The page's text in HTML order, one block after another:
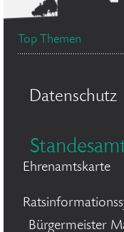
Top Themen
Datenschutz
Ehrenamtskarte
Bürgermeister